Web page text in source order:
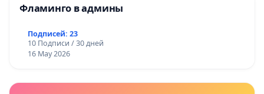
Фламинго в админы
Подписей: 23
10 Подписи / 30 дней
16 May 2026